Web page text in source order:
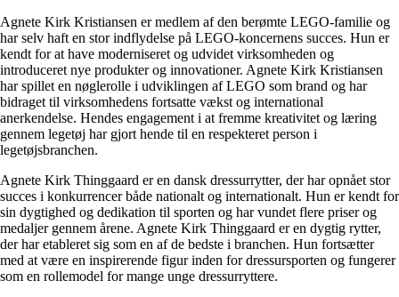
Agnete Kirk Kristiansen er medlem af den berømte LEGO-familie og
har selv haft en stor indflydelse på LEGO-koncernens succes. Hun er
kendt for at have moderniseret og udvidet virksomheden og
introduceret nye produkter og innovationer. Agnete Kirk Kristiansen
har spillet en nøglerolle i udviklingen af ​​LEGO som brand og har
bidraget til virksomhedens fortsatte vækst og international
anerkendelse. Hendes engagement i at fremme kreativitet og læring
gennem legetøj har gjort hende til en respekteret person i
legetøjsbranchen.
Agnete Kirk Thinggaard er en dansk dressurrytter, der har opnået stor
succes i konkurrencer både nationalt og internationalt. Hun er kendt for
sin dygtighed og dedikation til sporten og har vundet flere priser og
medaljer gennem årene. Agnete Kirk Thinggaard er en dygtig rytter,
der har etableret sig som en af de bedste i branchen. Hun fortsætter
med at være en inspirerende figur inden for dressursporten og fungerer
som en rollemodel for mange unge dressurryttere.